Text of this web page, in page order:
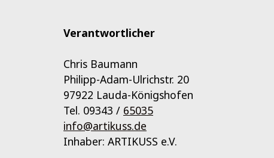
Verantwortlicher
Chris Baumann
Philipp-Adam-Ulrichstr. 20
97922 Lauda-Königshofen
Tel. 09343 / 65035
info@artikuss.de
Inhaber: ARTIKUSS e.V.